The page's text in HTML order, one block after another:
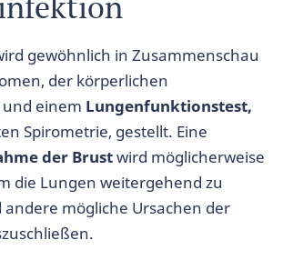
gewöhnlich in Zusammenschau
der körperlichen
einem Lungenfunktionstest,
Spirometrie, gestellt. Eine
der Brustwird möglicherweise
die Lungen weitergehend zu
mögliche Ursachen der